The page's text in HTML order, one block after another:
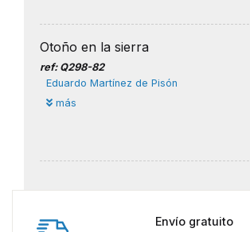
Otoño en la sierra
ref: Q298-82
​Eduardo Martínez de Pisón
más
Envío gratuito